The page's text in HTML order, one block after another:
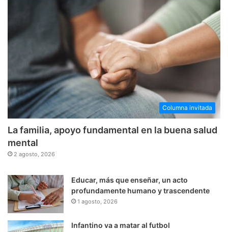
Columna invitada
La familia, apoyo fundamental en la buena salud
mental
2 agosto, 2026
Educar, más que enseñar, un acto
profundamente humano y trascendente
1 agosto, 2026
Infantino va a matar al futbol